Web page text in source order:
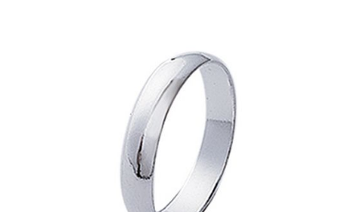
MONTRES
LES GEORGETTES
SWAROVSKI
BONNES AFFAIRES
CARTES CADEAUX